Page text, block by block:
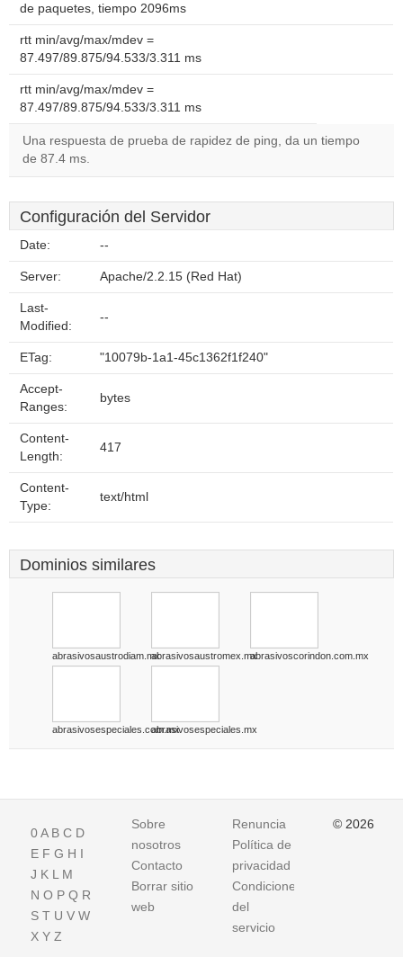
de paquetes, tiempo 2096ms
rtt min/avg/max/mdev =
87.497/89.875/94.533/3.311 ms
rtt min/avg/max/mdev =
87.497/89.875/94.533/3.311 ms
Una respuesta de prueba de rapidez de ping, da un tiempo
de 87.4 ms.
Configuración del Servidor
Date: --
Server: Apache/2.2.15 (Red Hat)
Last-
Modified:
--
ETag: "10079b-1a1-45c1362f1f240"
Accept-
Ranges:
bytes
Content-
Length:
417
Content-
Type:
text/html
Dominios similares
abrasivosaustrodiam.mxabrasivosaustromex.mxabrasivoscorindon.com.mx
abrasivosespeciales.com.mxabrasivosespeciales.mx
0A B C D
E F G H I
J K L M
N O P Q R
S T U V W
X Y Z
Sobre
nosotros
Contacto
Borrar sitio
web
Renuncia
Política de
privacidad
Condiciones
del
servicio
© 2026